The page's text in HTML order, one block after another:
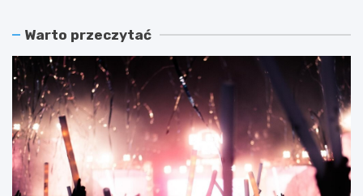
Warto przeczytać